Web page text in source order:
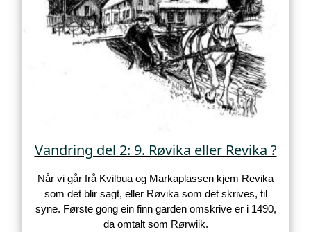
Vandring del 2: 9. Røvika eller Revika ?
Når vi går frå Kvilbua og Markaplassen kjem Revika
som det blir sagt, eller Røvika som det skrives, til
syne. Første gong ein finn garden omskrive er i 1490,
da omtalt som Rørwiik.